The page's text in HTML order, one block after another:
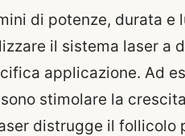
di potenze, durata e
il sistema laser a
applicazione. Ad
stimolare la
distrugge il follicolo